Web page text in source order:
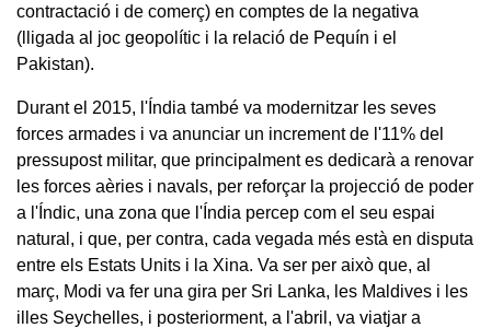
contractació i de comerç) en comptes de la negativa
(lligada al joc geopolític i la relació de Pequín i el
Pakistan).
Durant el 2015, l'Índia també va modernitzar les seves
forces armades i va anunciar un increment de l'11% del
pressupost militar, que principalment es dedicarà a renovar
les forces aèries i navals, per reforçar la projecció de poder
a l'Índic, una zona que l'Índia percep com el seu espai
natural, i que, per contra, cada vegada més està en disputa
entre els Estats Units i la Xina. Va ser per això que, al
març, Modi va fer una gira per Sri Lanka, les Maldives i les
illes Seychelles, i posteriorment, a l'abril, va viatjar a